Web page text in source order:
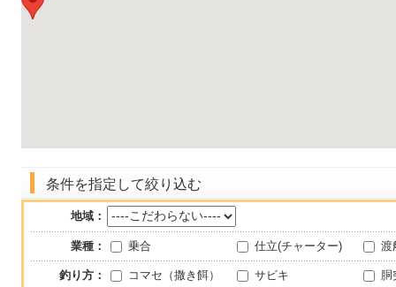
条件を指定して絞り込む
地域：
業種： 乗合 仕立(チャーター) 渡
釣り方： コマセ（撒き餌） サビキ
胴